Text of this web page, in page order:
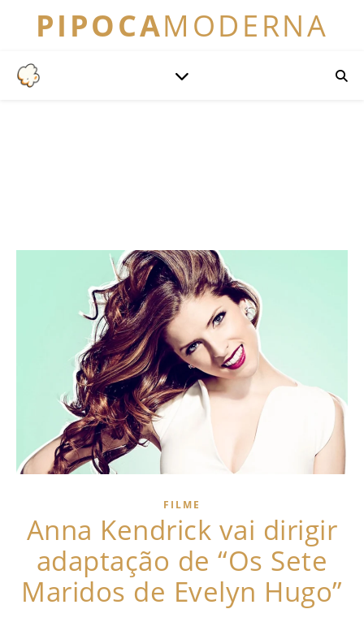
PIPOCAMODERNA
FILME
Anna Kendrick vai dirigir
adaptação de “Os Sete
Maridos de Evelyn Hugo”